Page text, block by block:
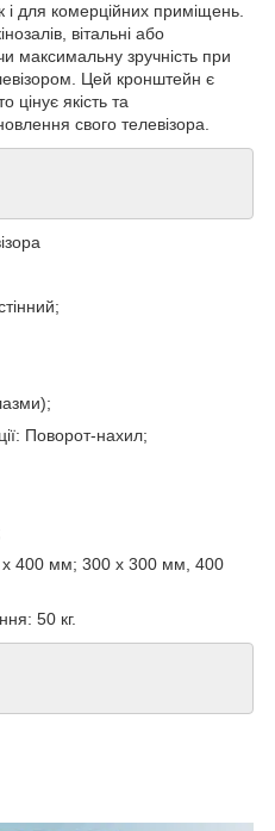
для комерційних приміщень.
вітальні або
максимальну зручність при
Цей кронштейн є
цінує якість та
свого телевізора.
Поворот-нахил;
400 мм; 300 х 300 мм, 400
50 кг.